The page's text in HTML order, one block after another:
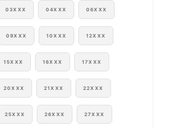
03XXX 04XXX 06XXX
09XXX 10XXX 12XXX
15XXX 16XXX 17XXX
20XXX 21XXX 22XXX
25XXX 26XXX 27XXX